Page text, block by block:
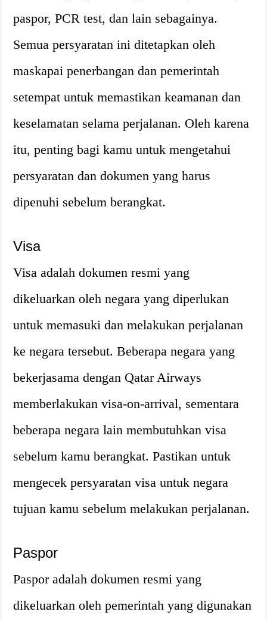
paspor, PCR test, dan lain sebagainya.
Semua persyaratan ini ditetapkan oleh
maskapai penerbangan dan pemerintah
setempat untuk memastikan keamanan dan
keselamatan selama perjalanan. Oleh karena
itu, penting bagi kamu untuk mengetahui
persyaratan dan dokumen yang harus
dipenuhi sebelum berangkat.
Visa
Visa adalah dokumen resmi yang
dikeluarkan oleh negara yang diperlukan
untuk memasuki dan melakukan perjalanan
ke negara tersebut. Beberapa negara yang
bekerjasama dengan Qatar Airways
memberlakukan visa-on-arrival, sementara
beberapa negara lain membutuhkan visa
sebelum kamu berangkat. Pastikan untuk
mengecek persyaratan visa untuk negara
tujuan kamu sebelum melakukan perjalanan.
Paspor
Paspor adalah dokumen resmi yang
dikeluarkan oleh pemerintah yang digunakan